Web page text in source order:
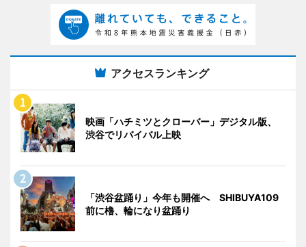
アクセスランキング
映画「ハチミツとクローバー」デジタル版、
渋谷でリバイバル上映
「渋谷盆踊り」今年も開催へ SHIBUYA109
前に櫓、輪になり盆踊り